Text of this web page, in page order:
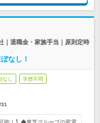
｜退職金・家族手当｜原則定時
なし！
なし 学歴不問